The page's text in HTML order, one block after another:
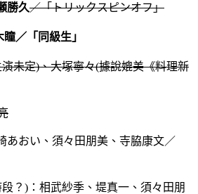
勝久／「トリックスピンオフ」
瞳／「同級生」
未定)、大塚寧々(據說媲美《料理新
あおい、須々田朋美、寺脇康文／
？)： 相武紗季、堤真一、須々田朋